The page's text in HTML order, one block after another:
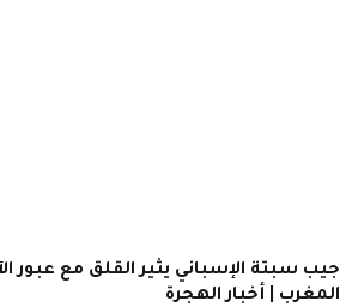
جيب سبتة الإسباني يثير القلق مع عبور
المغرب | أخبار الهجرة